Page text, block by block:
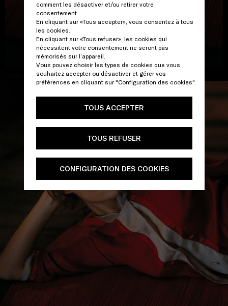
comment les désactiver et/ou retirer votre
consentement.
En cliquant sur «Tous accepter», vous consentez à tous
les cookies.
En cliquant sur «Tous refuser», les cookies qui
nécessitent votre consentement ne seront pas
mémorisés sur l’appareil.
Vous pouvez choisir les types de cookies que vous
souhaitez accepter ou désactiver et gérer vos
préférences en cliquant sur "Configuration des cookies".
TOUS ACCEPTER
TOUS REFUSER
CONFIGURATION DES COOKIES
VOIR LA GALERIE
Continuer et fermer